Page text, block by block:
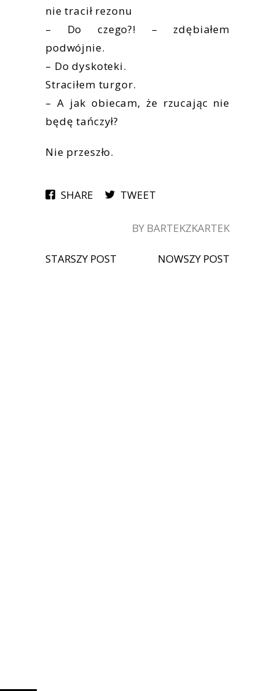
nie tracił rezonu
– Do czego?! – zdębiałem
podwójnie.
– Do dyskoteki.
Straciłem turgor.
– A jak obiecam, że rzucając nie
będę tańczył?
Nie przeszło.
SHARE TWEET
BY BARTEKZKARTEK
STARSZY POST NOWSZY POST